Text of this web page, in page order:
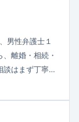
男性弁護士１
離婚・相続・
はまず丁寧な
ビスを提供。
制度あり。